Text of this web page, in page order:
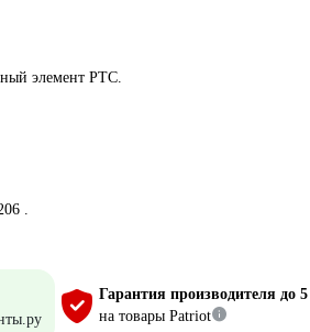
элемент PTC.
.
Гарантия производителя до 5
на товары Patriot